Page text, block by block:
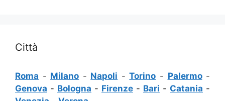
Città
Roma - Milano - Napoli -Torino - Palermo-
Genova - Bologna - Firenze - Bari - Catania -